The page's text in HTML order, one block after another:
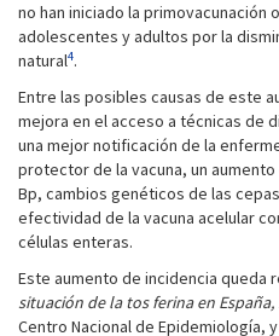
no han iniciado la primovacunación
adolescentes y adultos por la
natural4.
Entre las posibles causas de este
mejora en el acceso a técnicas de
una mejor notificación de la
protector de la vacuna, un
Bp, cambios genéticos de las
efectividad de la vacuna acelular
células enteras.
Este aumento de incidencia queda
situación de la tos ferina en España,
Centro Nacional de Epidemiología,